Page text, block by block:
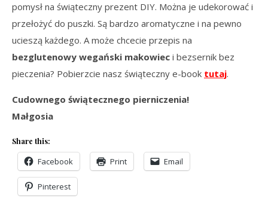
pomysł na świąteczny prezent DIY. Można je udekorować i
przełożyć do puszki. Są bardzo aromatyczne i na pewno
ucieszą każdego. A może chcecie przepis na
bezglutenowy wegański makowiec i bezsernik bez
pieczenia? Pobierzcie nasz świąteczny e-book tutaj.
Cudownego świątecznego pierniczenia!
Małgosia
Share this:
Facebook Print Email
Pinterest